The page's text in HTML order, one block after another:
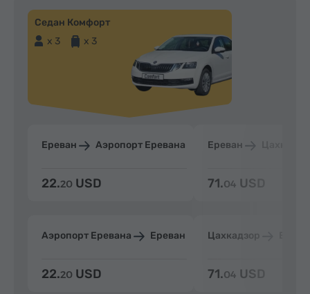
Седан Комфорт
x 3
x 3
Ереван Аэропорт Еревана
22.20 USD
Аэропорт Еревана Ереван
22.20 USD
Ереван
71.04 USD
Цахкадзор
71.04 USD